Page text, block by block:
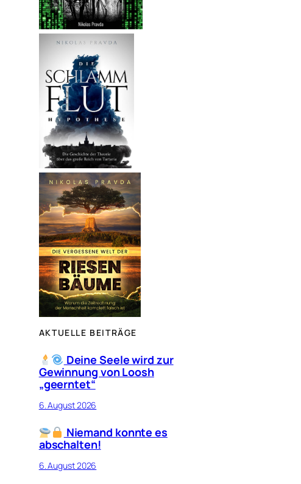
AKTUELLE BEITRÄGE
Deine Seele wird zur
Gewinnung von Loosh
„geerntet“
6. August 2026
Niemand konnte es
abschalten!
6. August 2026